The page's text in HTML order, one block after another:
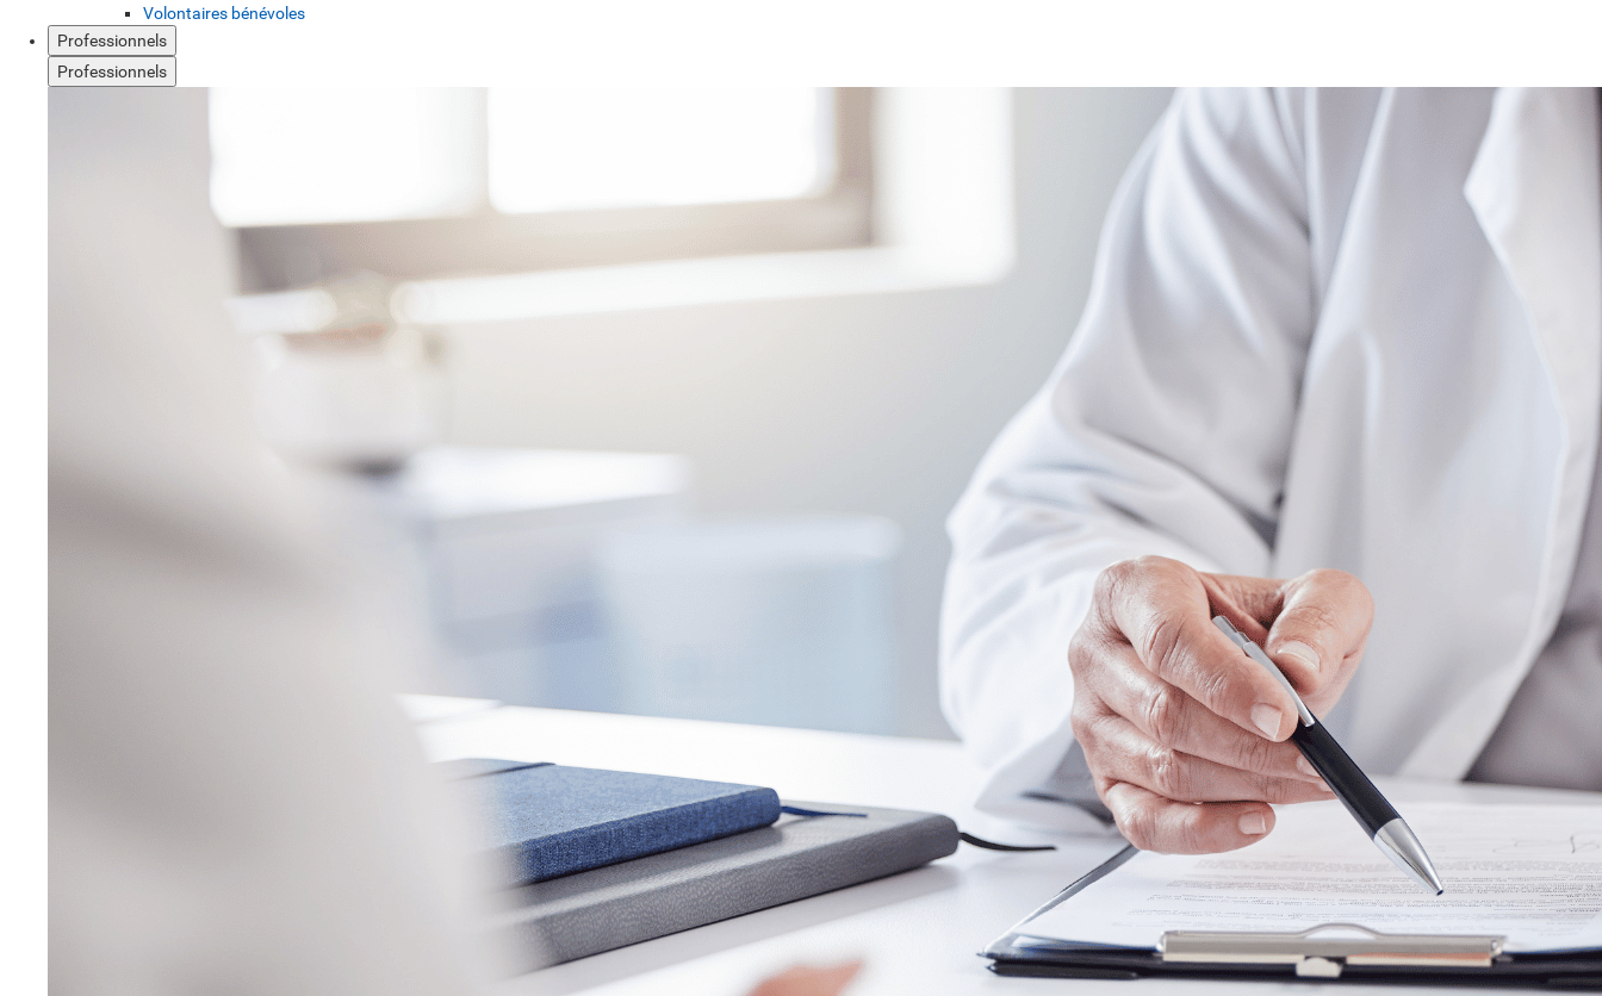
Volontaires bénévoles
Professionnels
Professionnels